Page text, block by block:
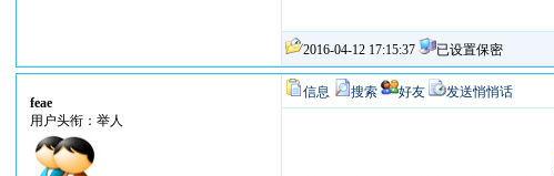
2016-04-12 17:15:37 已设置保密
feae
用户头衔：举人
信息 搜索 好友 发送悄悄话